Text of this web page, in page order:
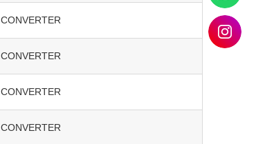
CONVERTER
CONVERTER
CONVERTER
CONVERTER